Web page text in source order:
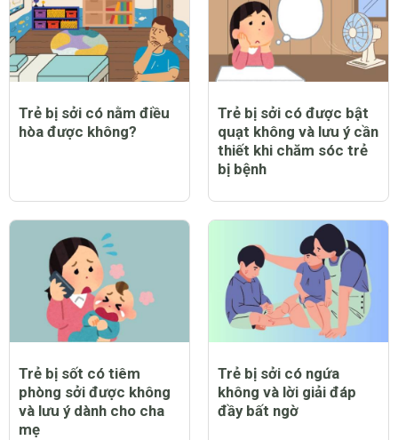
Trẻ bị sởi có nằm điều
hòa được không?
Trẻ bị sởi có được bật
quạt không và lưu ý cần
thiết khi chăm sóc trẻ
bị bệnh
Trẻ bị sốt có tiêm
phòng sởi được không
và lưu ý dành cho cha
mẹ
Trẻ bị sởi có ngứa
không và lời giải đáp
đầy bất ngờ